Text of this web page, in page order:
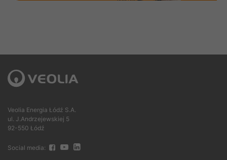
Veolia Energia Łódź S.A.
ul. J.Andrzejewskiej 5
92-550 Łódź
Social media: